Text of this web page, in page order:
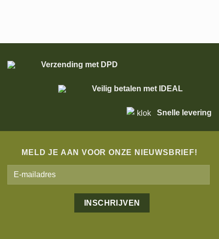
Verzending met DPD
Veilig betalen met IDEAL
Snelle levering
MELD JE AAN VOOR ONZE NIEUWSBRIEF!